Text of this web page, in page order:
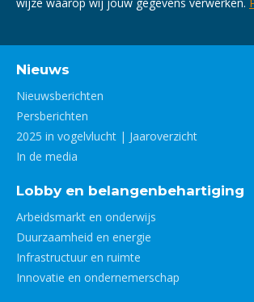
Nieuws
Nieuwsberichten
Persberichten
2025 in vogelvlucht | Jaaroverzicht
In de media
Lobby en belangenbehartiging
Arbeidsmarkt en onderwijs
Duurzaamheid en energie
Infrastructuur en ruimte
Innovatie en ondernemerschap